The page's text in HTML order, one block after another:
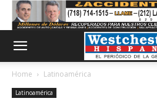
Home Latinoamérica
Latinoamérica